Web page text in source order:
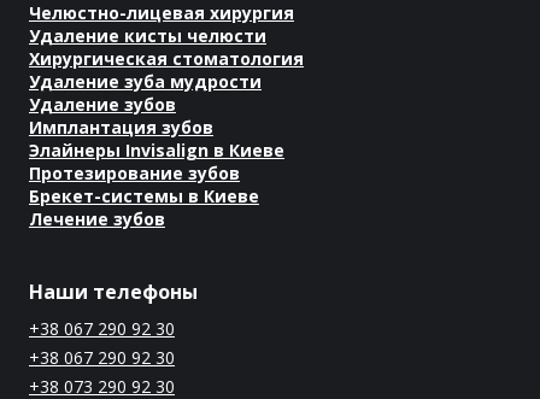
Челюстно-лицевая хирургия
Удаление кисты челюсти
Хирургическая стоматология
Удаление зуба мудрости
Удаление зубов
Имплантация зубов
Элайнеры Invisalign в Киеве
Протезирование зубов
Брекет-системы в Киеве
Лечение зубов
Наши телефоны
+38 067 290 92 30
+38 067 290 92 30
+38 073 290 92 30